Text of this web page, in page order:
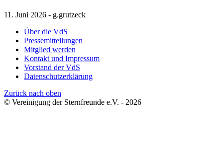
11. Juni 2026 - g.grutzeck
Über die VdS
Pressemitteilungen
Mitglied werden
Kontakt und Impressum
Vorstand der VdS
Datenschutzerklärung
Zurück nach oben
© Vereinigung der Sternfreunde e.V. - 2026